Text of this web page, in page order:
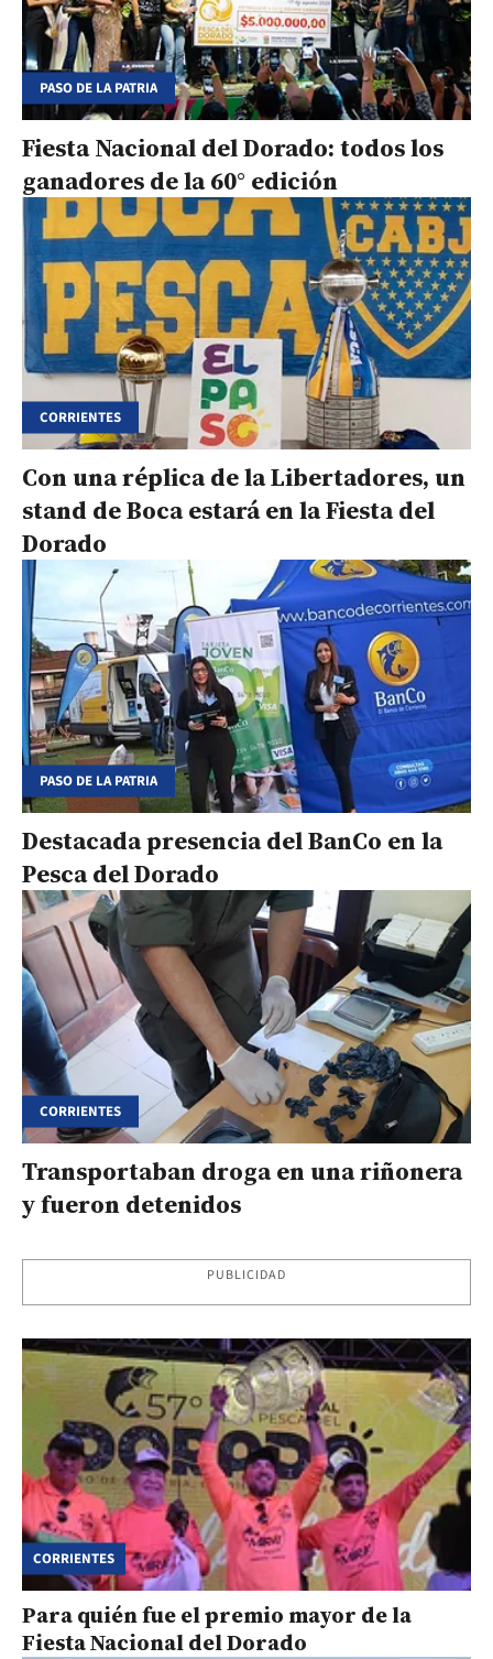
PASO DE LA PATRIA
Fiesta Nacional del Dorado: todos los
ganadores de la 60° edición
CORRIENTES
Con una réplica de la Libertadores, un
stand de Boca estará en la Fiesta del
Dorado
PASO DE LA PATRIA
Destacada presencia del BanCo en la
Pesca del Dorado
CORRIENTES
Transportaban droga en una riñonera
y fueron detenidos
PUBLICIDAD
CORRIENTES
Para quién fue el premio mayor de la
Fiesta Nacional del Dorado